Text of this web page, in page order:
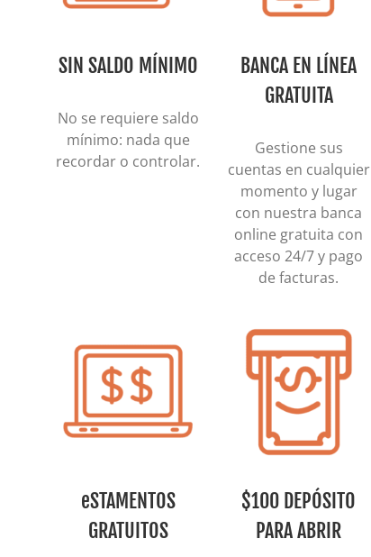
SIN SALDO MÍNIMO
No se requiere saldo
mínimo: nada que
recordar o controlar.
BANCA EN LÍNEA
GRATUITA
Gestione sus
cuentas en cualquier
momento y lugar
con nuestra banca
online gratuita con
acceso 24/7 y pago
de facturas.
eSTAMENTOS
GRATUITOS
$100 DEPÓSITO
PARA ABRIR